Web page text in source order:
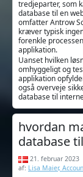
tredjeparter, som
database til en
omfatter Antrow
kræver typisk
forenkle
applikation.
Uanset hvilken
omhyggeligt og
applikation
også overveje
database til
hvordan
database
21. februar 2023
af: Lisa Maier,